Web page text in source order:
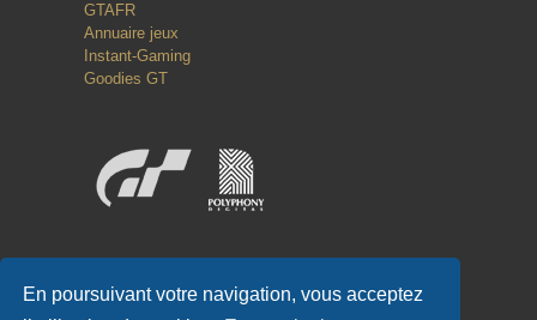
En poursuivant votre navigation, vous acceptez
GTAFR
Annuaire jeux
Instant-Gaming
Goodies GT